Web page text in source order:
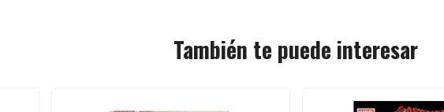
También te puede interesar